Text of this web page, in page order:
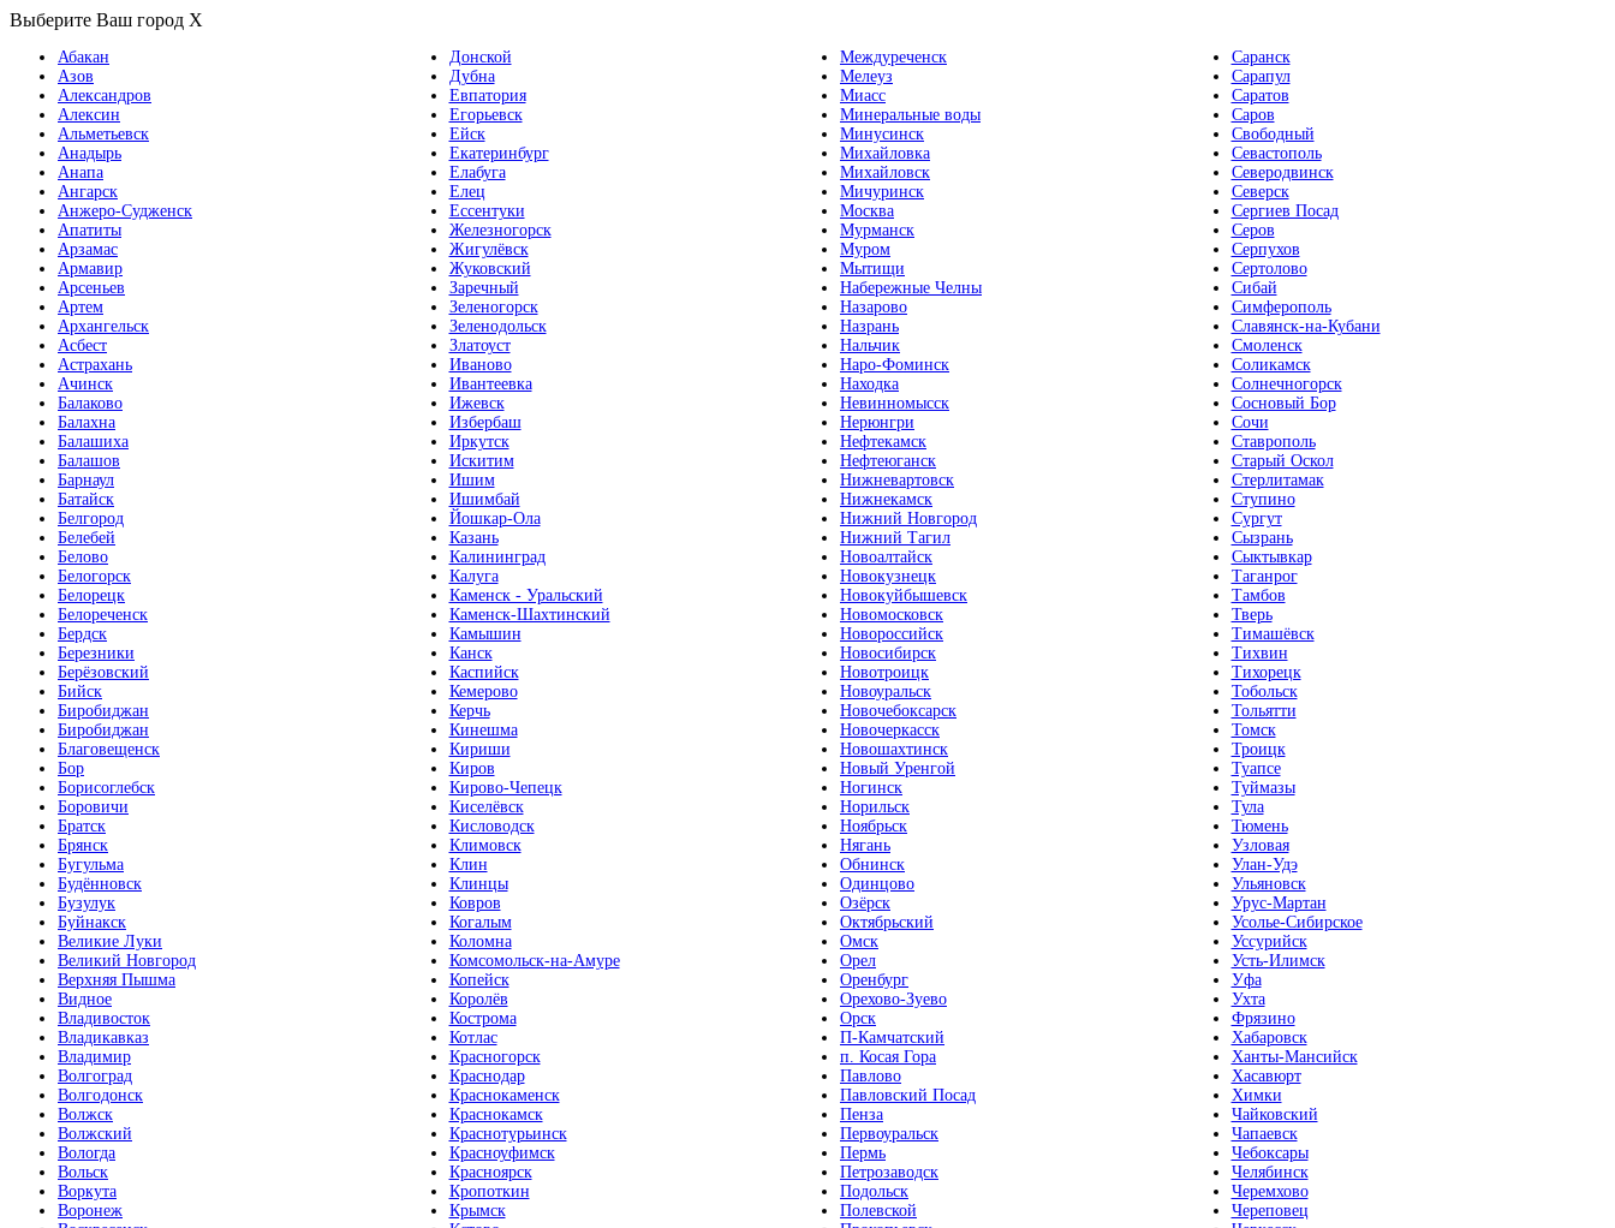
Выберите Ваш город X
Абакан
Азов
Александров
Алексин
Альметьевск
Анадырь
Анапа
Ангарск
Анжеро-Судженск
Апатиты
Арзамас
Армавир
Арсеньев
Артем
Архангельск
Асбест
Астрахань
Ачинск
Балаково
Балахна
Балашиха
Балашов
Барнаул
Батайск
Белгород
Белебей
Белово
Белогорск
Белорецк
Белореченск
Бердск
Березники
Берёзовский
Бийск
Биробиджан
Биробиджан
Благовещенск
Бор
Борисоглебск
Боровичи
Братск
Брянск
Бугульма
Будённовск
Бузулук
Буйнакск
Великие Луки
Великий Новгород
Верхняя Пышма
Видное
Владивосток
Владикавказ
Владимир
Волгоград
Волгодонск
Волжск
Волжский
Вологда
Вольск
Воркута
Воронеж
Донской
Дубна
Евпатория
Егорьевск
Ейск
Екатеринбург
Елабуга
Елец
Ессентуки
Железногорск
Жигулёвск
Жуковский
Заречный
Зеленогорск
Зеленодольск
Златоуст
Иваново
Ивантеевка
Ижевск
Избербаш
Иркутск
Искитим
Ишим
Ишимбай
Йошкар-Ола
Казань
Калининград
Калуга
Каменск - Уральский
Каменск-Шахтинский
Камышин
Канск
Каспийск
Кемерово
Керчь
Кинешма
Кириши
Киров
Кирово-Чепецк
Киселёвск
Кисловодск
Климовск
Клин
Клинцы
Ковров
Когалым
Коломна
Комсомольск-на-Амуре
Копейск
Королёв
Кострома
Котлас
Красногорск
Краснодар
Краснокаменск
Краснокамск
Краснотурьинск
Красноуфимск
Красноярск
Кропоткин
Крымск
Междуреченск
Мелеуз
Миасс
Минеральные воды
Минусинск
Михайловка
Михайловск
Мичуринск
Москва
Мурманск
Муром
Мытищи
Набережные Челны
Назарово
Назрань
Нальчик
Наро-Фоминск
Находка
Невинномысск
Нерюнгри
Нефтекамск
Нефтеюганск
Нижневартовск
Нижнекамск
Нижний Новгород
Нижний Тагил
Новоалтайск
Новокузнецк
Новокуйбышевск
Новомосковск
Новороссийск
Новосибирск
Новотроицк
Новоуральск
Новочебоксарск
Новочеркасск
Новошахтинск
Новый Уренгой
Ногинск
Норильск
Ноябрьск
Нягань
Обнинск
Одинцово
Озёрск
Октябрьский
Омск
Орел
Оренбург
Орехово-Зуево
Орск
П-Камчатский
п. Косая Гора
Павлово
Павловский Посад
Пенза
Первоуральск
Пермь
Петрозаводск
Подольск
Полевской
Саранск
Сарапул
Саратов
Саров
Свободный
Севастополь
Северодвинск
Северск
Сергиев Посад
Серов
Серпухов
Сертолово
Сибай
Симферополь
Славянск-на-Кубани
Смоленск
Соликамск
Солнечногорск
Сосновый Бор
Сочи
Ставрополь
Старый Оскол
Стерлитамак
Ступино
Сургут
Сызрань
Сыктывкар
Таганрог
Тамбов
Тверь
Тимашёвск
Тихвин
Тихорецк
Тобольск
Тольятти
Томск
Троицк
Туапсе
Туймазы
Тула
Тюмень
Узловая
Улан-Удэ
Ульяновск
Урус-Мартан
Усолье-Сибирское
Уссурийск
Усть-Илимск
Уфа
Ухта
Фрязино
Хабаровск
Ханты-Мансийск
Хасавюрт
Химки
Чайковский
Чапаевск
Чебоксары
Челябинск
Черемхово
Череповец